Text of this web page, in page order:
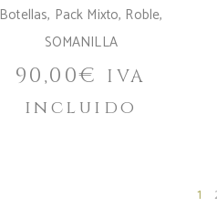
Botellas, Pack Mixto, Roble,
SOMANILLA
90,00€
IVA
incluido
1